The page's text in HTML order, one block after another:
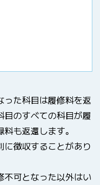
った科目は履修料を返
のすべての科目が履
も返還します。
に徴収することがあり
不可となった以外はい